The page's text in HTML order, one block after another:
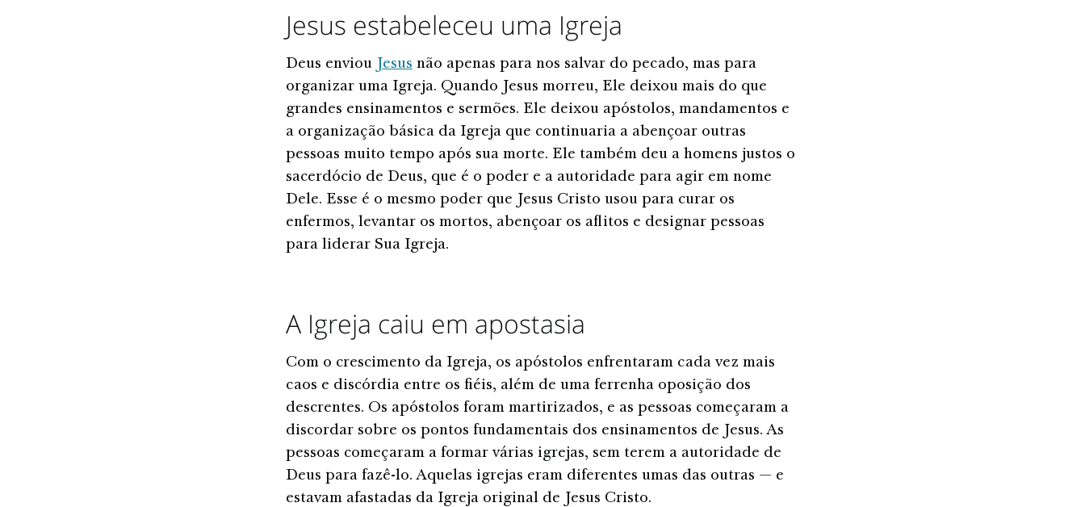
Jesus estabeleceu uma Igreja
Deus enviou Jesus não apenas para nos salvar do pecado, mas para
organizar uma Igreja. Quando Jesus morreu, Ele deixou mais do que
grandes ensinamentos e sermões. Ele deixou apóstolos, mandamentos e
a organização básica da Igreja que continuaria a abençoar outras
pessoas muito tempo após sua morte. Ele também deu a homens justos o
sacerdócio de Deus, que é o poder e a autoridade para agir em nome
Dele. Esse é o mesmo poder que Jesus Cristo usou para curar os
enfermos, levantar os mortos, abençoar os aflitos e designar pessoas
para liderar Sua Igreja.
A Igreja caiu em apostasia
Com o crescimento da Igreja, os apóstolos enfrentaram cada vez mais
caos e discórdia entre os fiéis, além de uma ferrenha oposição dos
descrentes. Os apóstolos foram martirizados, e as pessoas começaram a
discordar sobre os pontos fundamentais dos ensinamentos de Jesus. As
pessoas começaram a formar várias igrejas, sem terem a autoridade de
Deus para fazê-lo. Aquelas igrejas eram diferentes umas das outras — e
estavam afastadas da Igreja original de Jesus Cristo.